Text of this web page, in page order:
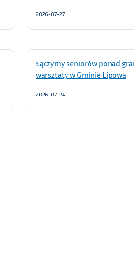
2026-07-27
Łączymy seniorów ponad
warsztaty w Gminie Lipowa
2026-07-24